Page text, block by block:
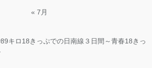
« 7月
キロ18きっぷでの日南線３日間～青春18きっ